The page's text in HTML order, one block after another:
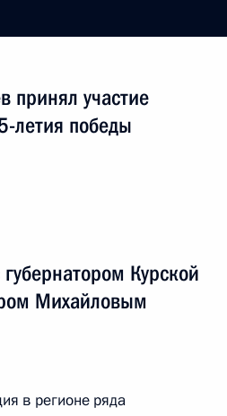
принял участие
летия победы
Курской
Михайловым
в регионе ряда